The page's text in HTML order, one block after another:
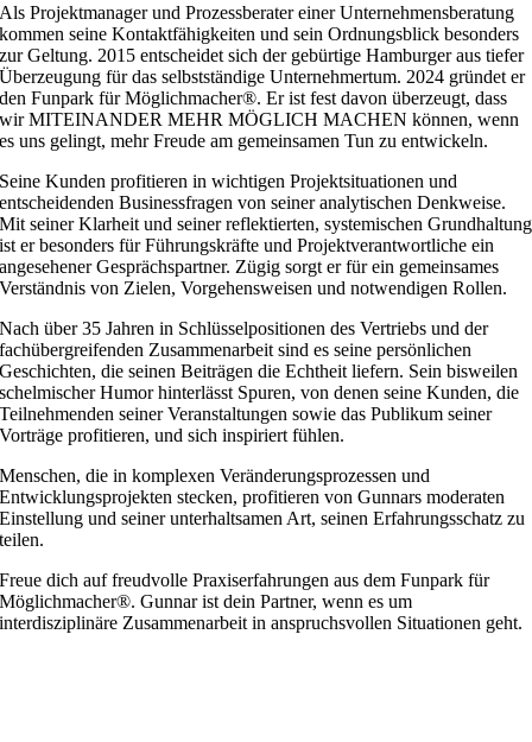
Als Projektmanager und Prozessberater einer Unternehmensberatung
kommen seine Kontaktfähigkeiten und sein Ordnungsblick besonders
zur Geltung. 2015 entscheidet sich der gebürtige Hamburger aus tiefer
Überzeugung für das selbstständige Unternehmertum. 2024 gründet er
den Funpark für Möglichmacher®. Er ist fest davon überzeugt, dass
wir MITEINANDER MEHR MÖGLICH MACHEN können, wenn
es uns gelingt, mehr Freude am gemeinsamen Tun zu entwickeln.
Seine Kunden profitieren in wichtigen Projektsituationen und
entscheidenden Businessfragen von seiner analytischen Denkweise.
Mit seiner Klarheit und seiner reflektierten, systemischen Grundhaltung
ist er besonders für Führungskräfte und Projektverantwortliche ein
angesehener Gesprächspartner. Zügig sorgt er für ein gemeinsames
Verständnis von Zielen, Vorgehensweisen und notwendigen Rollen.
Nach über 35 Jahren in Schlüsselpositionen des Vertriebs und der
fachübergreifenden Zusammenarbeit sind es seine persönlichen
Geschichten, die seinen Beiträgen die Echtheit liefern. Sein bisweilen
schelmischer Humor hinterlässt Spuren, von denen seine Kunden, die
Teilnehmenden seiner Veranstaltungen sowie das Publikum seiner
Vorträge profitieren, und sich inspiriert fühlen.
Menschen, die in komplexen Veränderungsprozessen und
Entwicklungsprojekten stecken, profitieren von Gunnars moderaten
Einstellung und seiner unterhaltsamen Art, seinen Erfahrungsschatz zu
teilen.
Freue dich auf freudvolle Praxiserfahrungen aus dem Funpark für
Möglichmacher®. Gunnar ist dein Partner, wenn es um
interdisziplinäre Zusammenarbeit in anspruchsvollen Situationen geht.